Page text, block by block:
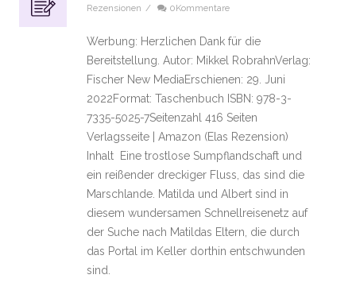
Rezensionen / 0Kommentare
Werbung: Herzlichen Dank für die
Bereitstellung. Autor: Mikkel RobrahnVerlag:
Fischer New MediaErschienen: 29. Juni
2022Format: Taschenbuch ISBN: 978-3-
7335-5025-7Seitenzahl 416 Seiten
Verlagsseite | Amazon (Elas Rezension)
Inhalt Eine trostlose Sumpflandschaft und
ein reißender dreckiger Fluss, das sind die
Marschlande. Matilda und Albert sind in
diesem wundersamen Schnellreisenetz auf
der Suche nach Matildas Eltern, die durch
das Portal im Keller dorthin entschwunden
sind.